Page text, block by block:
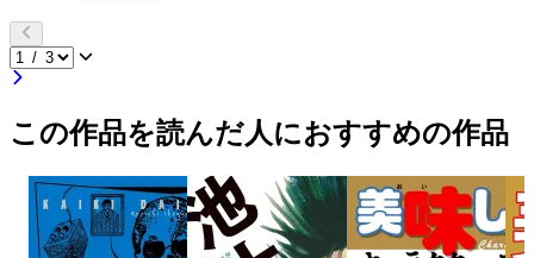
この作品を読んだ人におすすめの作品